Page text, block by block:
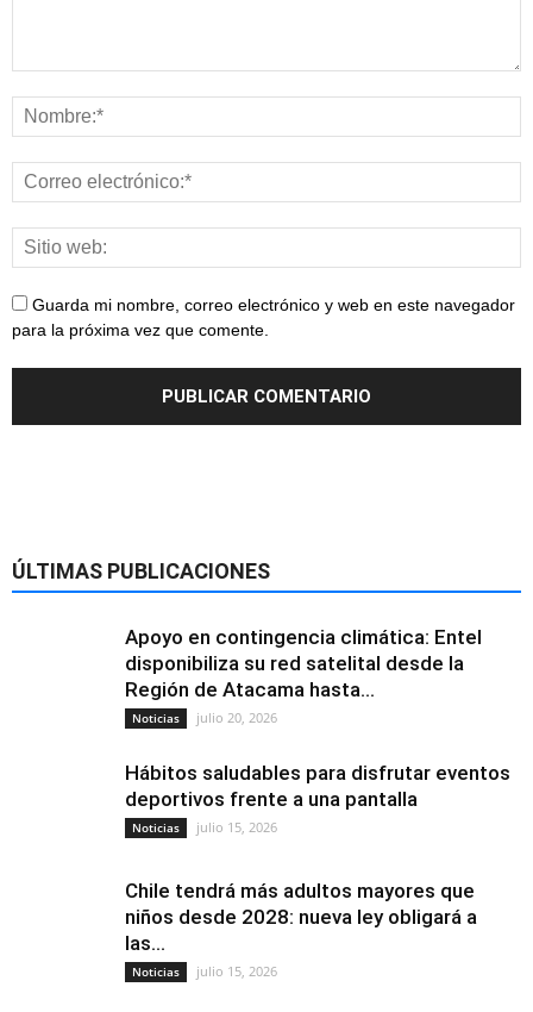
Guarda mi nombre, correo electrónico y web en este navegador
para la próxima vez que comente.
ÚLTIMAS PUBLICACIONES
Apoyo en contingencia climática: Entel
disponibiliza su red satelital desde la
Región de Atacama hasta...
Noticias julio 20, 2026
Hábitos saludables para disfrutar eventos
deportivos frente a una pantalla
Noticias julio 15, 2026
Chile tendrá más adultos mayores que
niños desde 2028: nueva ley obligará a
las...
Noticias julio 15, 2026